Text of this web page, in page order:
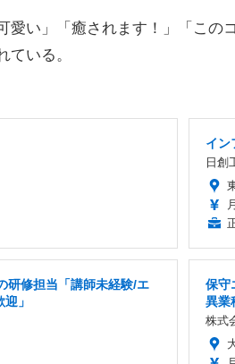
い」「癒されます！」「この
ている。
イン
日創
研修担当「講師未経験/エ
」
保守
異業
株式